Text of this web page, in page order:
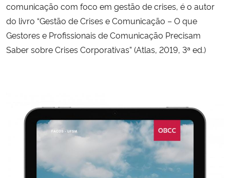
comunicação com foco em gestão de crises, é o autor
do livro “Gestão de Crises e Comunicação – O que
Gestores e Profissionais de Comunicação Precisam
Saber sobre Crises Corporativas” (Atlas, 2019, 3ª ed.)